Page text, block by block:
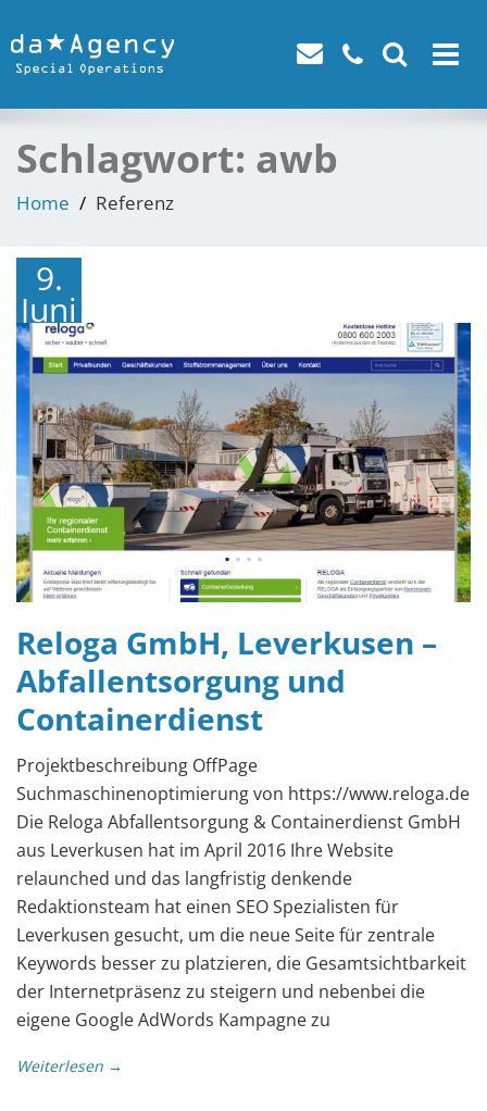
Toggle
Schlagwort: awb
Home Referenz
9.
Juni
2016
Reloga GmbH, Leverkusen –
Abfallentsorgung und
Containerdienst
Projektbeschreibung OffPage
Suchmaschinenoptimierung von https://www.reloga.de
Die Reloga Abfallentsorgung & Containerdienst GmbH
aus Leverkusen hat im April 2016 Ihre Website
relaunched und das langfristig denkende
Redaktionsteam hat einen SEO Spezialisten für
Leverkusen gesucht, um die neue Seite für zentrale
Keywords besser zu platzieren, die Gesamtsichtbarkeit
der Internetpräsenz zu steigern und nebenbei die
eigene Google AdWords Kampagne zu
Weiterlesen →